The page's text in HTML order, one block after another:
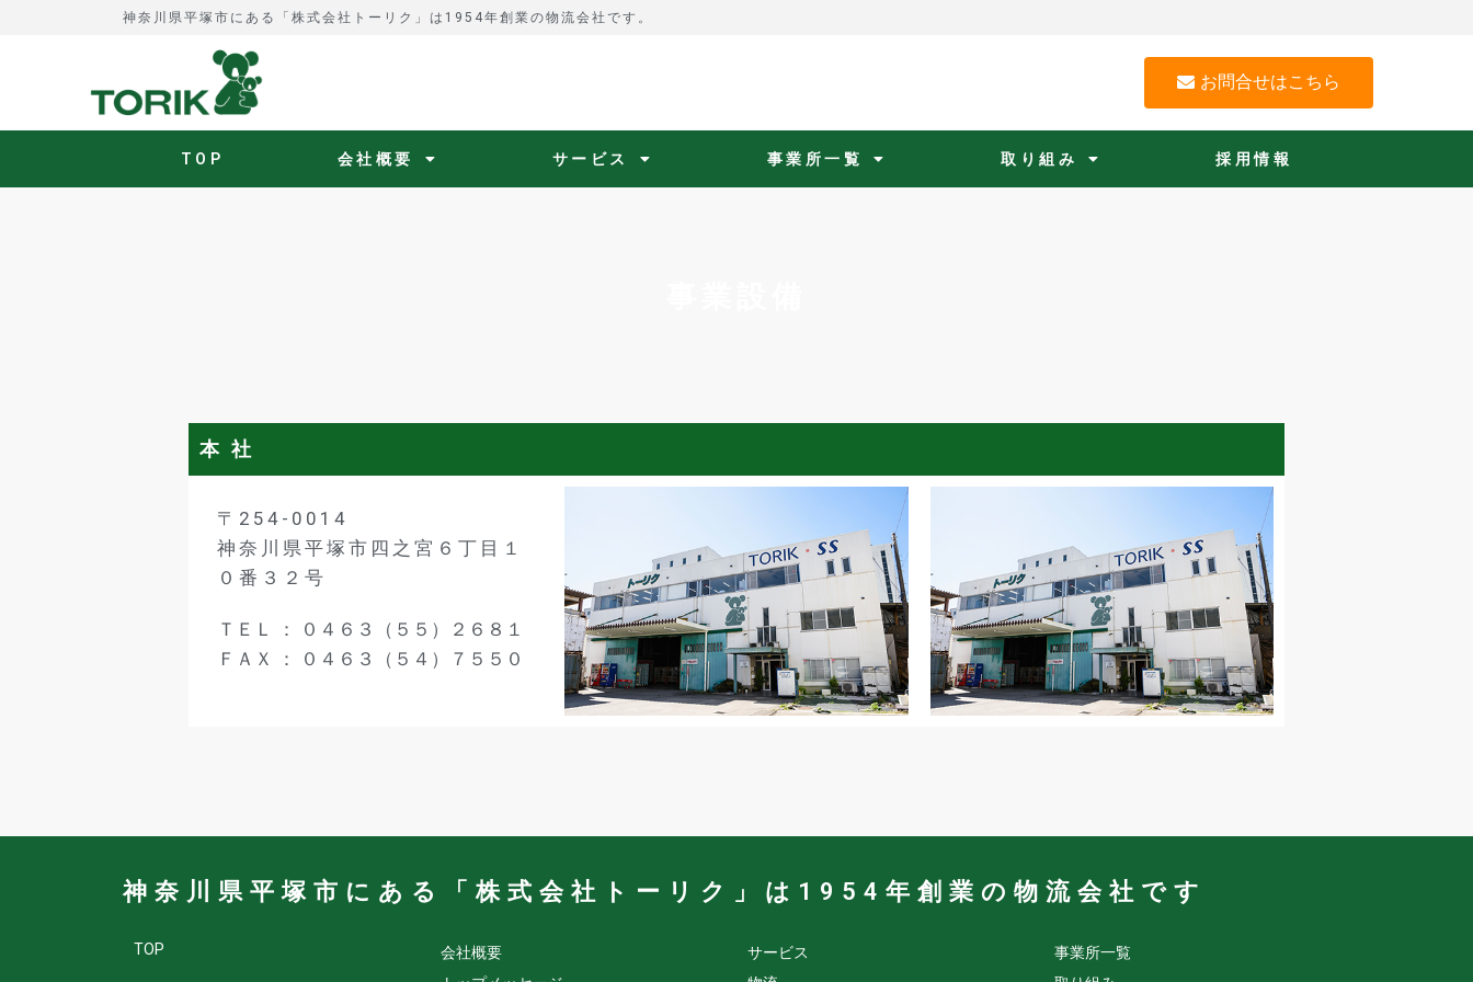
神奈川県平塚市にある「株式会社トーリク」は1954年創業の物流会社です。
お問合せはこちら
TOP 会社概要 サービス 事業所一覧 取り組み 採用情報
本 社
〒254-0014
神奈川県平塚市四之宮６丁目１
０番３２号
ＴＥＬ ： ０４６３（５５）２６８１
ＦＡＸ ： ０４６３（５４）７５５０
神奈川県平塚市にある「株式会社トーリク」は1954年創業の物流会社です
TOP
会社概要
サービス
事業所一覧